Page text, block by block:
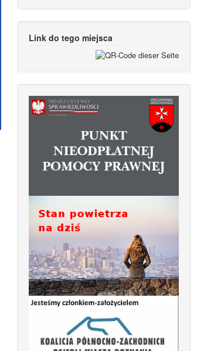
Link do tego miejsca